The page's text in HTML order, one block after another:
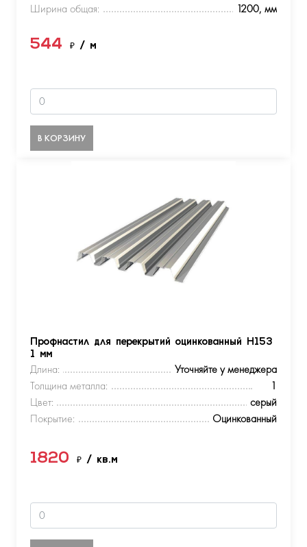
Ширина общая:
1200, мм
544 ₽ / м
В КОРЗИНУ
Профнастил для перекрытий оцинкованный Н153
1 мм
Длина:
Уточняйте у менеджера
Толщина металла:
1
Цвет:
серый
Покрытие:
Оцинкованный
1820 ₽ / кв.м